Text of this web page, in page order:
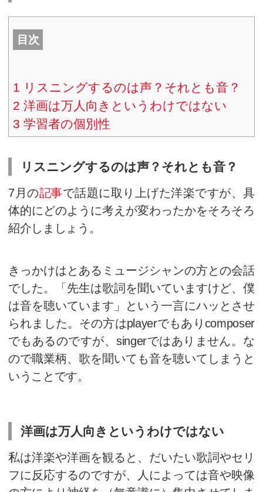
2014年10月08日
目次
1リスニングするのは声？そ
2洋画は万人向きというわけ
3学習者の個別性
7月の記事で話題に取り上げた
体的にどのように考えが変わっ